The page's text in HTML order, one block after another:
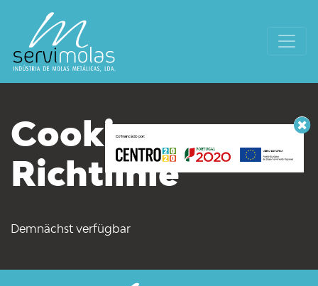
Cookie-
Richtlinie
Demnächst verfügbar